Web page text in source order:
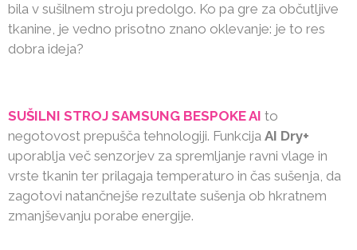
bila v sušilnem stroju predolgo. Ko pa gre za občutljive
tkanine, je vedno prisotno znano oklevanje: je to res
dobra ideja?
SUŠILNI STROJ SAMSUNG BESPOKE AI to
negotovost prepušča tehnologiji. Funkcija AI Dry+
uporablja več senzorjev za spremljanje ravni vlage in
vrste tkanin ter prilagaja temperaturo in čas sušenja, da
zagotovi natančnejše rezultate sušenja ob hkratnem
zmanjševanju porabe energije.